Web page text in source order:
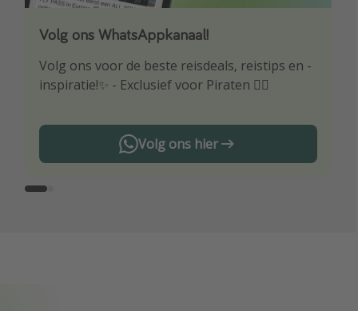
Volg ons WhatsAppkanaal!
Volg ons voor de beste reisdeals, reistips en -
inspiratie!✨ - Exclusief voor Piraten 🏴‍☠️
Volg ons hier
Download onze app
Wees als eerste op de hoogte van de beste
reisaanbiedingen